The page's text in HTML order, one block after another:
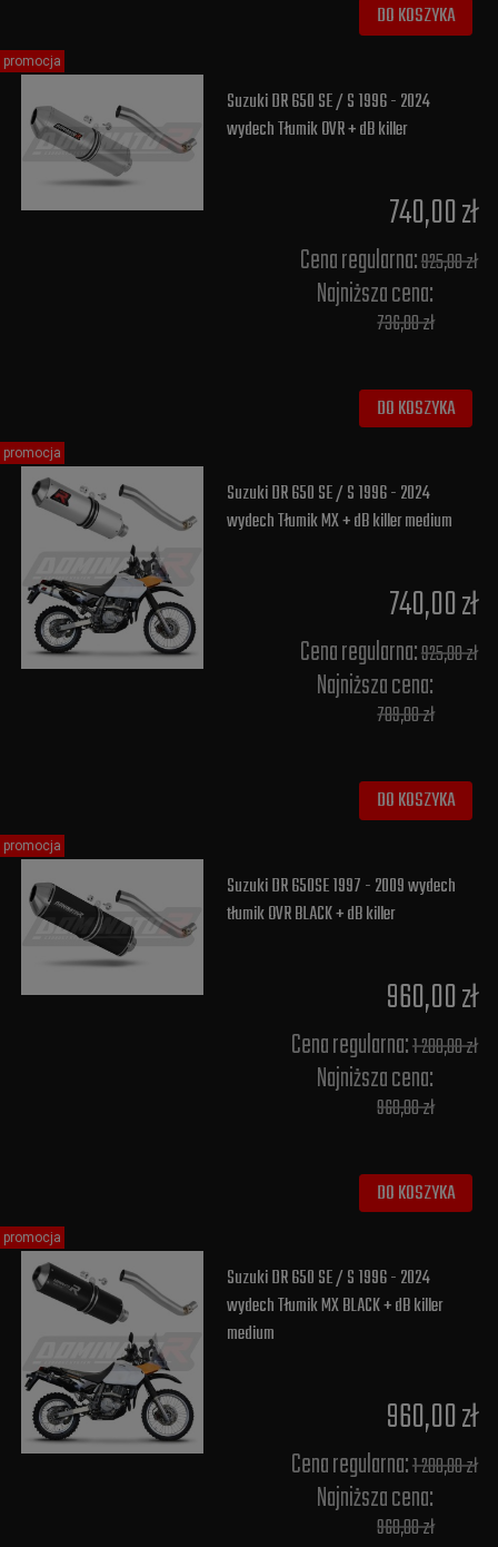
DO KOSZYKA
Suzuki DR 650 SE / S 1996 - 2024
wydech Tłumik OVR + dB killer
740,00 zł
Cena regularna:925,00 zł
Najniższa cena:
736,00 zł
DO KOSZYKA
promocja
Suzuki DR 650 SE / S 1996 - 2024
wydech Tłumik MX + dB killer medium
740,00 zł
Cena regularna:925,00 zł
Najniższa cena:
789,00 zł
DO KOSZYKA
promocja
Suzuki DR 650SE 1997 - 2009 wydech
tłumik OVR BLACK + dB killer
960,00 zł
Cena regularna:1 200,00 zł
Najniższa cena:
960,00 zł
DO KOSZYKA
promocja
Suzuki DR 650 SE / S 1996 - 2024
wydech Tłumik MX BLACK + dB killer
medium
960,00 zł
Cena regularna:1 200,00 zł
Najniższa cena:
960,00 zł
promocja